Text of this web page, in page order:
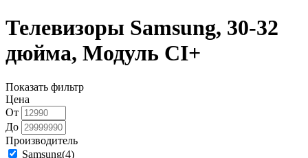
Телевизоры Samsung, 30-32
дюйма, Модуль CI+
Показать фильтр
Цена
От
До
Производитель
Samsung(4)